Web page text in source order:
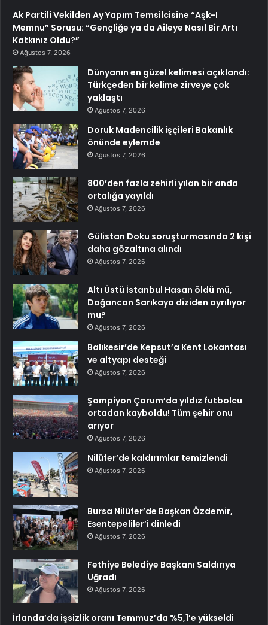
Ak Partili Vekilden Ay Yapım Temsilcisine “Aşk-I
Memnu” Sorusu: “Gençliğe ya da Aileye Nasıl Bir Artı
Katkınız Oldu?”
Ağustos 7, 2026
Dünyanın en güzel kelimesi açıklandı:
Türkçeden bir kelime zirveye çok
yaklaştı
Ağustos 7, 2026
Doruk Madencilik işçileri Bakanlık
önünde eylemde
Ağustos 7, 2026
800’den fazla zehirli yılan bir anda
ortalığa yayıldı
Ağustos 7, 2026
Gülistan Doku soruşturmasında 2 kişi
daha gözaltına alındı
Ağustos 7, 2026
Altı Üstü İstanbul Hasan öldü mü,
Doğancan Sarıkaya diziden ayrılıyor
mu?
Ağustos 7, 2026
Balıkesir’de Kepsut’a Kent Lokantası
ve altyapı desteği
Ağustos 7, 2026
Şampiyon Çorum’da yıldız futbolcu
ortadan kayboldu! Tüm şehir onu
arıyor
Ağustos 7, 2026
Nilüfer’de kaldırımlar temizlendi
Ağustos 7, 2026
Bursa Nilüfer’de Başkan Özdemir,
Esentepeliler’i dinledi
Ağustos 7, 2026
Fethiye Belediye Başkanı Saldırıya
Uğradı
Ağustos 7, 2026
İrlanda’da işsizlik oranı Temmuz’da %5,1’e yükseldi